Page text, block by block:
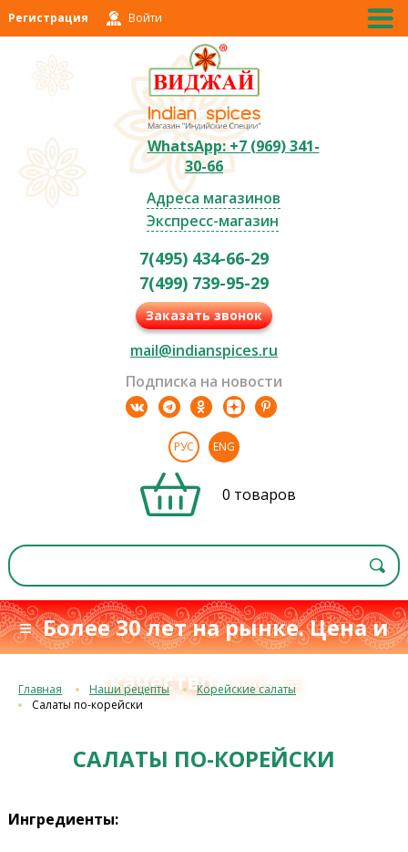
Регистрация Войти
WhatsApp: +7 (969) 341-
30-66
Адреса магазинов
Экспресс-магазин
7(495) 434-66-29
7(499) 739-95-29
Заказать звонок
mail@indianspices.ru
Подписка на новости
РУС ENG
0 товаров
≡ Более 30 лет на рынке. Цена и
качествос 1993 г.≡
Главная Наши рецепты
Корейские салаты
Салаты по-корейски
САЛАТЫ ПО-КОРЕЙСКИ
Ингредиенты: